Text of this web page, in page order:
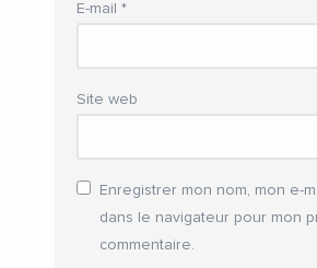
E-mail *
Site web
Enregistrer mon nom, mon e-
dans le navigateur pour mon
commentaire.